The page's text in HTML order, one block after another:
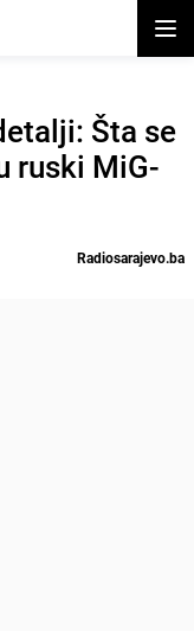
Šta se
ruski MiG-
Radiosarajevo.ba